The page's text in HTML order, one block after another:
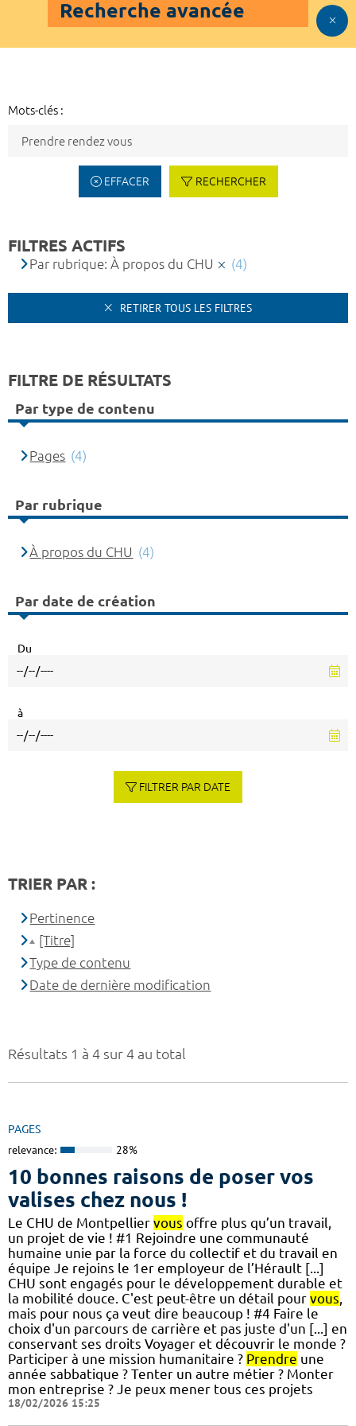
Recherche avancée
Mots-clés :
EFFACER RECHERCHER
Résultats 1 à 4 sur 4 au total
PAGES
relevance: 28%
10 bonnes raisons de poser vos
valises chez nous !
Le CHU de Montpellier vous offre plus qu’un travail,
un projet de vie ! #1 Rejoindre une communauté
humaine unie par la force du collectif et du travail en
équipe Je rejoins le 1er employeur de l’Hérault [...]
CHU sont engagés pour le développement durable et
la mobilité douce. C'est peut-être un détail pour vous
mais pour nous ça veut dire beaucoup ! #4 Faire le
choix d'un parcours de carrière et pas juste d'un [...] en
conservant ses droits Voyager et découvrir le monde ?
Participer à une mission humanitaire ? Prendre une
année sabbatique ? Tenter un autre métier ? Monter
mon entreprise ? Je peux mener tous ces projets
18/02/2026 15:25
FILTRES ACTIFS
Par rubrique: À propos du CHU (4)
RETIRER TOUS LES FILTRES
FILTRE DE RÉSULTATS
Par type de contenu
Pages (4)
Par rubrique
À propos du CHU (4)
Par date de création
Du
à
FILTRER PAR DATE
TRIER PAR :
Pertinence
[Titre]
Type de contenu
Date de dernière modification